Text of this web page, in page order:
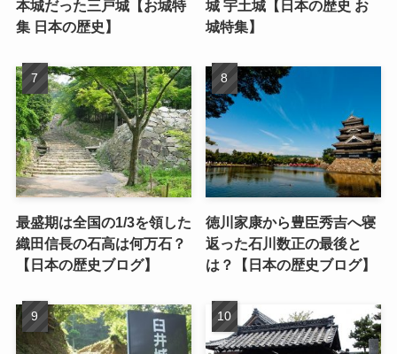
本城だった三戸城【お城特
集 日本の歴史】
城 宇土城【日本の歴史 お
城特集】
最盛期は全国の1/3を領した
織田信長の石高は何万石？
【日本の歴史ブログ】
徳川家康から豊臣秀吉へ寝
返った石川数正の最後と
は？【日本の歴史ブログ】